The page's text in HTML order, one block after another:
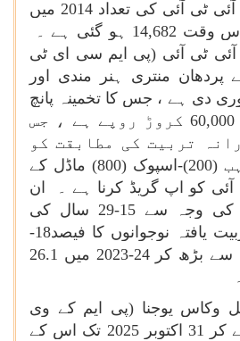
شامل کیا گیا ہے ۔ آئی ٹی آئی کی تعداد 2014 میں
9,776 سے بڑھ کر اس وقت 14,682 ہو گئی ہے ۔
آئی ٹی آئی (پی ایم سی ای ٹی
پردھان منتری ہنر مندی اور
دی ہے ، جس کا تخمینہ پانچ
سال کی مدت میں 60,000 کروڑ روپے ہے ، جس
تربیت کی مطابقت کو
بڑھانے کے لیے ہب (200)-اسپوک (800) ماڈل کے
آئی ٹی آئی کو اپ گریڈ کرنا ہے ۔ ان
اجتماعی کوششوں کی وجہ سے 15-29 سال کی
عمر کے پیشہ ور تربیت یافتہ نوجوانوں کا فیصد18-
2017 میں 7.1 فیصد سے بڑھ کر 24-2023 میں 26.1
وکاس یوجنا (پی ایم کے وی
وائی) کے آغاز سے لے کر 31 اکتوبر 2025 تک اس کے